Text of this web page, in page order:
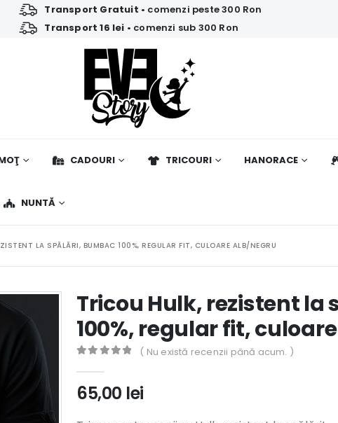
Transport Gratuit • comenzi peste 300 Ron
Transport 16 lei • comenzi sub 300 Ron
CADOURI TRICOURI HANORACE
NUNTĂ
LA SPĂLĂRI, BUMBAC 100%, REGULAR FIT, CULOARE ALB/NEGRU
Tricou Hulk, rezistent
100%, regular fit,
( Nu există recenzii până acum. )
65,00 lei